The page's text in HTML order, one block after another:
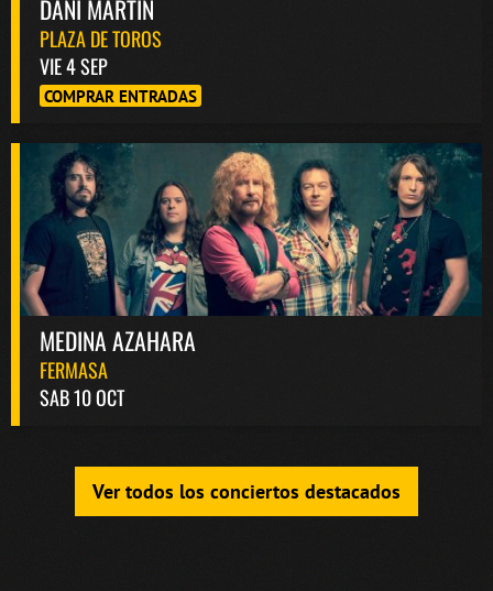
DANI MARTÍN
PLAZA DE TOROS
VIE 4 SEP
COMPRAR ENTRADAS
MEDINA AZAHARA
FERMASA
SAB 10 OCT
Ver todos los conciertos destacados